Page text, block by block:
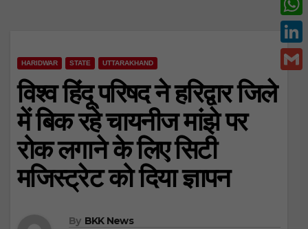
HARIDWAR STATE UTTARAKHAND
विश्व हिंदू परिषद ने हरिद्वार जिले
में बिक रहे चायनीज मांझे पर
रोक लगाने के लिए सिटी
मजिस्ट्रेट को दिया ज्ञापन
By BKK News
c
e
w
i
W
h
a
L